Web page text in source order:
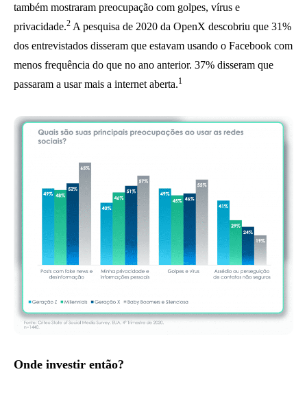
também mostraram preocupação com golpes, vírus e
privacidade.2 A pesquisa de 2020 da OpenX descobriu que 31%
dos entrevistados disseram que estavam usando o Facebook com
menos frequência do que no ano anterior. 37% disseram que
passaram a usar mais a internet aberta.1
Onde investir então?